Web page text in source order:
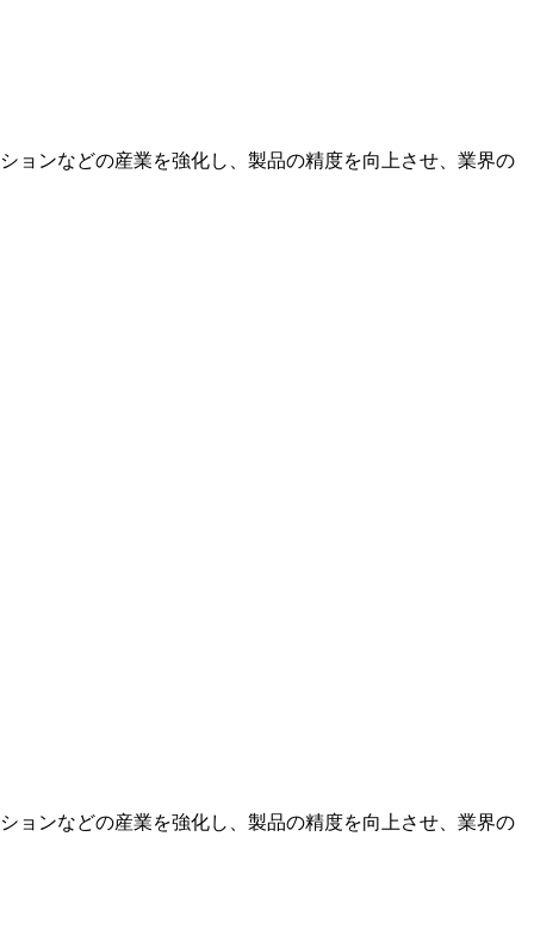
ョンなどの産業を強化し、製品の精度を向上させ、業界の
ョンなどの産業を強化し、製品の精度を向上させ、業界の